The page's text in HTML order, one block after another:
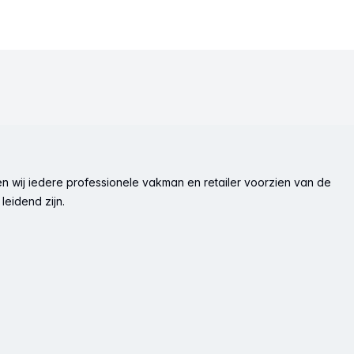
wij iedere professionele vakman en retailer voorzien van de
zijn.